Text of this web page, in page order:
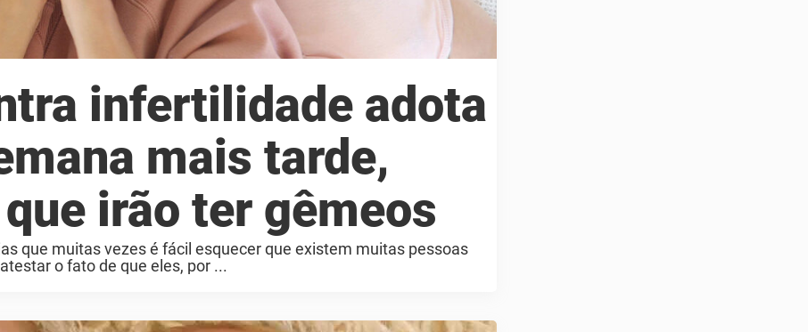
infertilidade adota
mais tarde,
irão ter gêmeos
que muitas vezes é fácil esquecer que existem muitas pessoas
o fato de que eles, por ...